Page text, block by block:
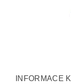
INFORMACE